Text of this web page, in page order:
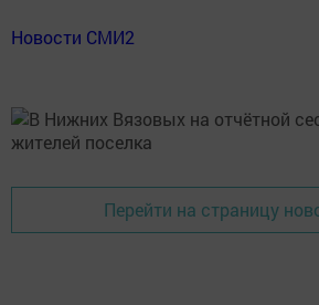
Новости СМИ2
Перейти на страницу